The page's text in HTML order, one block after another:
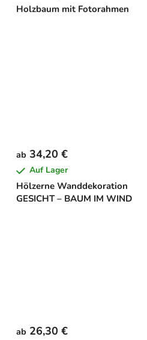
Holzbaum mit Fotorahmen
Hölzerne Wanddekoration
GESICHT – BAUM IM WIND
ab 34,20 €
Auf Lager
ab 26,30 €